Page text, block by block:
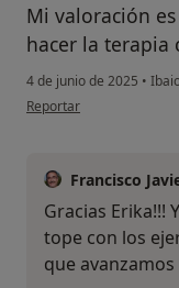
Mi valoración
hacer la terapia
4 de junio de 2025 •
en opinión del usuario
Reportar
Francisco
Gracias Erika!!!
tope con los
que